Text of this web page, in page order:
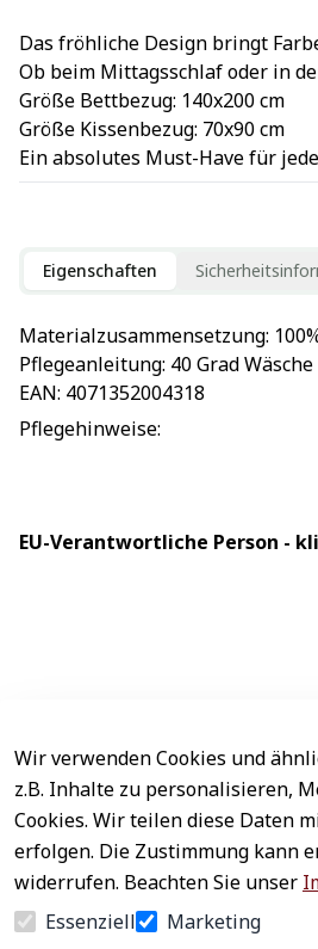
Das fröhliche Design bringt
Ob beim Mittagsschlaf oder in
Größe Bettbezug: 140x200 cm
Größe Kissenbezug: 70x90 cm
Ein absolutes Must-Have für
Eigenschaften
Materialzusammensetzung:
Pflegeanleitung: 40 Grad Wäsche
EAN: 4071352004318
Pflegehinweise:
EU-Verantwortliche Person -
Wir verwenden Cookies und
z.B. Inhalte zu personalisieren,
Cookies. Wir teilen diese Daten
erfolgen. Die Zustimmung kann
widerrufen. Beachten Sie unser
Essenziell
Marketing
Rechtliches
AGB
Impressum
Datenschutz
Widerrufsrecht